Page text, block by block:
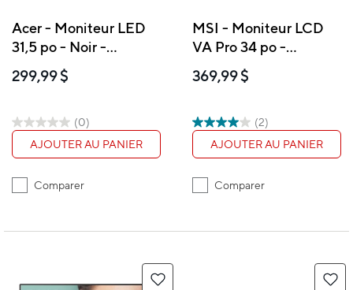
Acer - Moniteur LED
31,5 po - Noir -
SA322QU A
299,99 $
(0)
AJOUTER AU PANIER
Comparer
MSI - Moniteur LCD
VA Pro 34 po -
MP341CQ
369,99 $
(2)
AJOUTER AU PANIER
Comparer